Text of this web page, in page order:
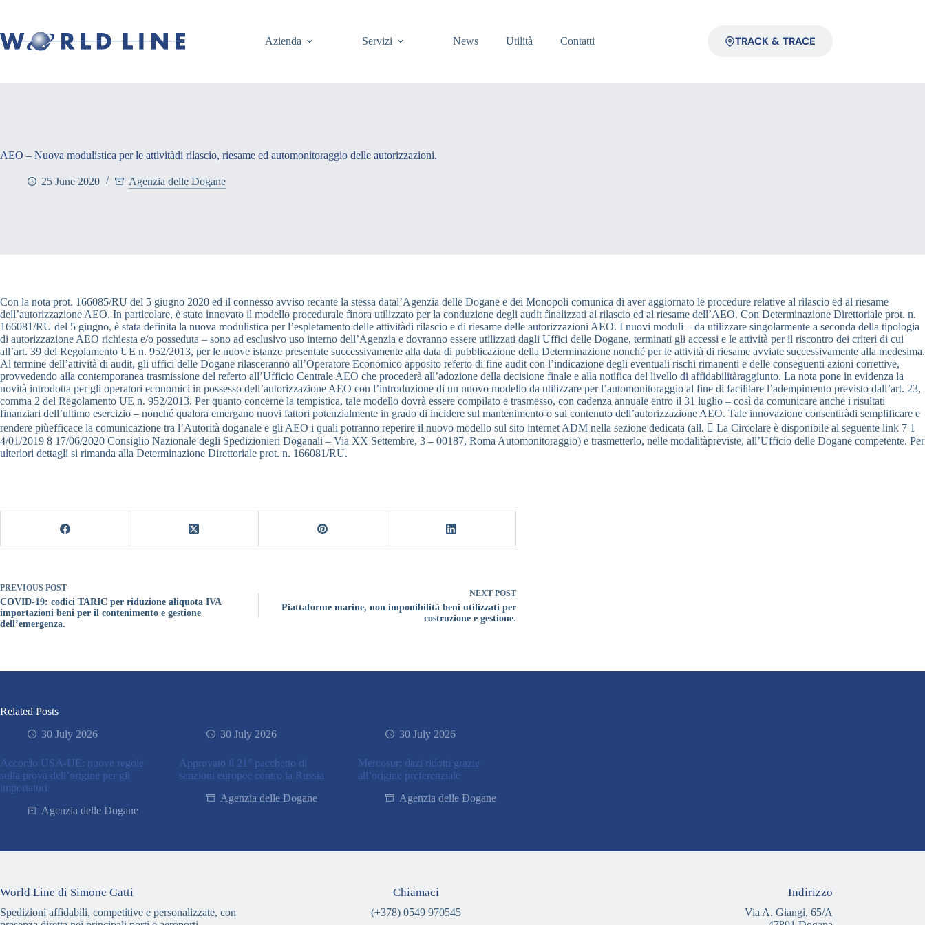
Azienda Servizi News Utilità Contatti TRACK & TRACE
AEO – Nuova modulistica per le attivitàdi rilascio, riesame ed automonitoraggio delle autorizzazioni.
25 June 2020 Agenzia delle Dogane
Con la nota prot. 166085/RU del 5 giugno 2020 ed il connesso avviso recante la stessa datal’Agenzia delle Dogane e dei Monopoli comunica di aver aggiornato le procedure relative al rilascio ed al riesame
dell’autorizzazione AEO. In particolare, è stato innovato il modello procedurale finora utilizzato per la conduzione degli audit finalizzati al rilascio ed al riesame dell’AEO. Con Determinazione Direttoriale prot. n.
166081/RU del 5 giugno, è stata definita la nuova modulistica per l’espletamento delle attivitàdi rilascio e di riesame delle autorizzazioni AEO. I nuovi moduli – da utilizzare singolarmente a seconda della tipologia
di autorizzazione AEO richiesta e/o posseduta – sono ad esclusivo uso interno dell’Agenzia e dovranno essere utilizzati dagli Uffici delle Dogane, terminati gli accessi e le attività per il riscontro dei criteri di cui
all’art. 39 del Regolamento UE n. 952/2013, per le nuove istanze presentate successivamente alla data di pubblicazione della Determinazione nonché per le attività di riesame avviate successivamente alla medesima.
Al termine dell’attività di audit, gli uffici delle Dogane rilasceranno all’Operatore Economico apposito referto di fine audit con l’indicazione degli eventuali rischi rimanenti e delle conseguenti azioni correttive,
provvedendo alla contemporanea trasmissione del referto all’Ufficio Centrale AEO che procederà all’adozione della decisione finale e alla notifica del livello di affidabilitàraggiunto. La nota pone in evidenza la
novità introdotta per gli operatori economici in possesso dell’autorizzazione AEO con l’introduzione di un nuovo modello da utilizzare per l’automonitoraggio al fine di facilitare l’adempimento previsto dall’art. 23,
comma 2 del Regolamento UE n. 952/2013. Per quanto concerne la tempistica, tale modello dovrà essere compilato e trasmesso, con cadenza annuale entro il 31 luglio – così da comunicare anche i risultati
finanziari dell’ultimo esercizio – nonché qualora emergano nuovi fattori potenzialmente in grado di incidere sul mantenimento o sul contenuto dell’autorizzazione AEO. Tale innovazione consentiràdi semplificare e
rendere piùefficace la comunicazione tra l’Autorità doganale e gli AEO i quali potranno reperire il nuovo modello sul sito internet ADM nella sezione dedicata (all.  La Circolare è disponibile al seguente link 7 1
4/01/2019 8 17/06/2020 Consiglio Nazionale degli Spedizionieri Doganali – Via XX Settembre, 3 – 00187, Roma Automonitoraggio) e trasmetterlo, nelle modalitàpreviste, all’Ufficio delle Dogane competente. Per
ulteriori dettagli si rimanda alla Determinazione Direttoriale prot. n. 166081/RU.
PREVIOUS POST
COVID-19: codici TARIC per riduzione aliquota IVA
importazioni beni per il contenimento e gestione
dell’emergenza.
NEXT POST
Piattaforme marine, non imponibilità beni utilizzati per
costruzione e gestione.
Related Posts
30 July 2026
Accordo USA-UE: nuove regole
sulla prova dell’origine per gli
importatori
Agenzia delle Dogane
30 July 2026
Approvato il 21° pacchetto di
sanzioni europee contro la Russia
Agenzia delle Dogane
30 July 2026
Mercosur: dazi ridotti grazie
all’origine preferenziale
Agenzia delle Dogane
World Line di Simone Gatti
Spedizioni affidabili, competitive e personalizzate, con
Chiamaci
(+378) 0549 970545
Indirizzo
Via A. Giangi, 65/A